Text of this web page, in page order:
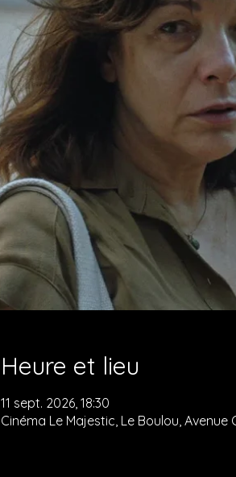
Heure et lieu
11 sept. 2026, 18:30
Cinéma Le Majestic, Le Boulou, Avenue